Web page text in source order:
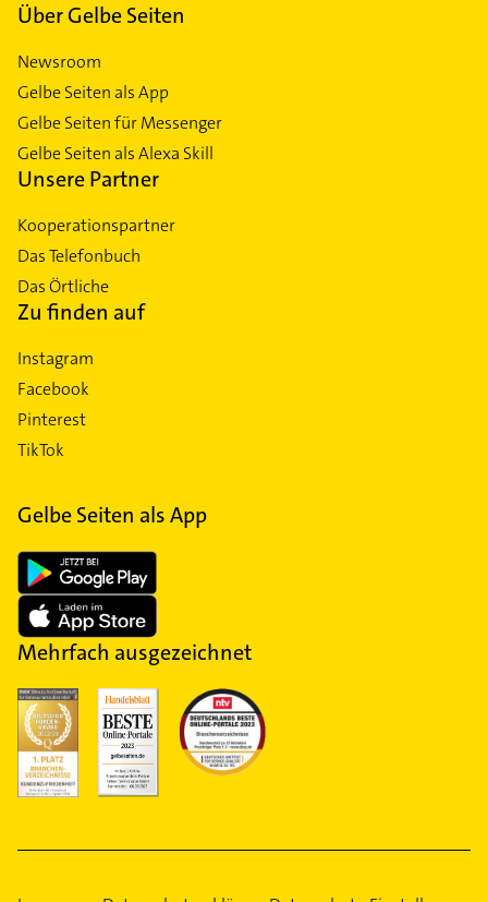
Über Gelbe Seiten
Newsroom
Gelbe Seiten als App
Gelbe Seiten für Messenger
Gelbe Seiten als Alexa Skill
Unsere Partner
Kooperationspartner
Das Telefonbuch
Das Örtliche
Zu finden auf
Instagram
Facebook
Pinterest
TikTok
Gelbe Seiten als App
Mehrfach ausgezeichnet